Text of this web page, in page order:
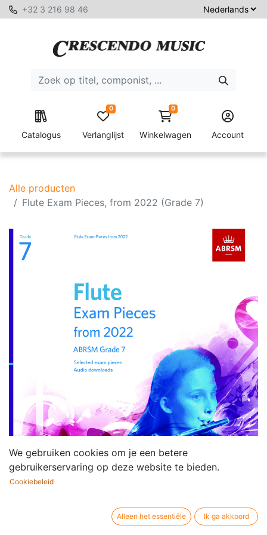
+32 3 216 98 46
Catalogus Verlanglijst
0 0
Winkelwagen Account
Alle producten
Flute Exam Pieces, from 2022 (Grade 7)
We gebruiken cookies om je een betere
gebruikerservaring op deze website te bieden.
Cookiebeleid
Alleen het essentiële Ik ga akkoord